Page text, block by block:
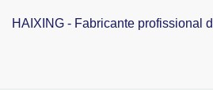
HAIXING - Fabricante profissional